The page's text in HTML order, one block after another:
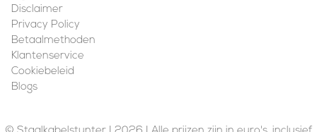
Disclaimer
Privacy Policy
Betaalmethoden
Klantenservice
Cookiebeleid
Blogs